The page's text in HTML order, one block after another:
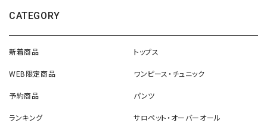
CATEGORY
新着商品
WEB限定商品
予約商品
ランキング
トップス
ワンピース・チュニック
パンツ
サロペット・オーバーオール